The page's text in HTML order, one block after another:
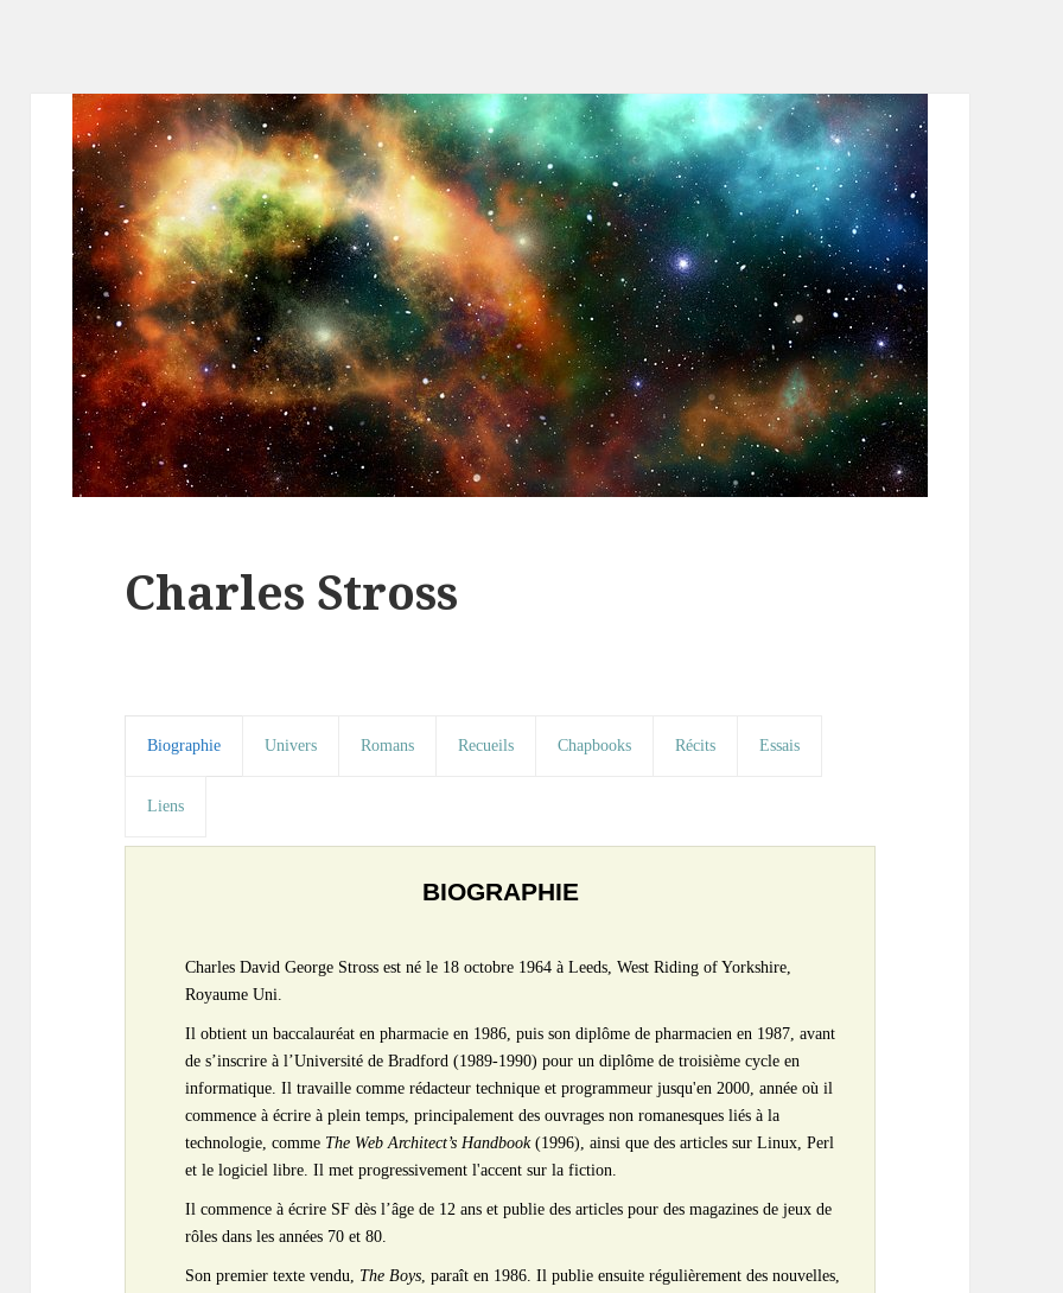
Charles Stross
Biographie Univers Romans Recueils Chapbooks Récits Essais
Liens
BIOGRAPHIE
Charles David George Stross est né le 18 octobre 1964 à Leeds, West Riding of Yorkshire,
Royaume Uni.
Il obtient un baccalauréat en pharmacie en 1986, puis son diplôme de pharmacien en 1987, avant
de s’inscrire à l’Université de Bradford (1989-1990) pour un diplôme de troisième cycle en
informatique. Il travaille comme rédacteur technique et programmeur jusqu'en 2000, année où il
commence à écrire à plein temps, principalement des ouvrages non romanesques liés à la
technologie, comme The Web Architect’s Handbook(1996), ainsi que des articles sur Linux, Perl
et le logiciel libre. Il met progressivement l'accent sur la fiction.
Il commence à écrire SF dès l’âge de 12 ans et publie des articles pour des magazines de jeux de
rôles dans les années 70 et 80.
Son premier texte vendu, The Boys, paraît en 1986. Il publie ensuite régulièrement des nouvelles,